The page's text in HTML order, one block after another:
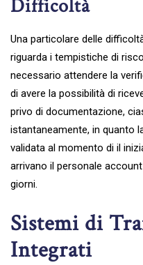
Difficoltà
Una particolare delle
riguarda i tempistiche di
necessario attendere la
di avere la possibilità di
privo di documentazione,
istantaneamente, in quanto
validata al momento di il
arrivano il personale
giorni.
Sistemi di
Integrati